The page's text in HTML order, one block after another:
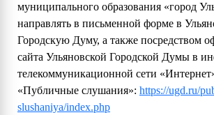
муниципального образования «город
направлять в письменной форме в
Городскую Думу, а также посредством
сайта Ульяновской Городской Думы в
телекоммуникационной сети
«Публичные слушания»: https://ugd.ru/
slushaniya/index.php